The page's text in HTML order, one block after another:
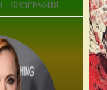
- БИОГРАФИЯ